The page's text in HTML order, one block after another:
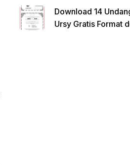
Download 14
Ursy Gratis Format